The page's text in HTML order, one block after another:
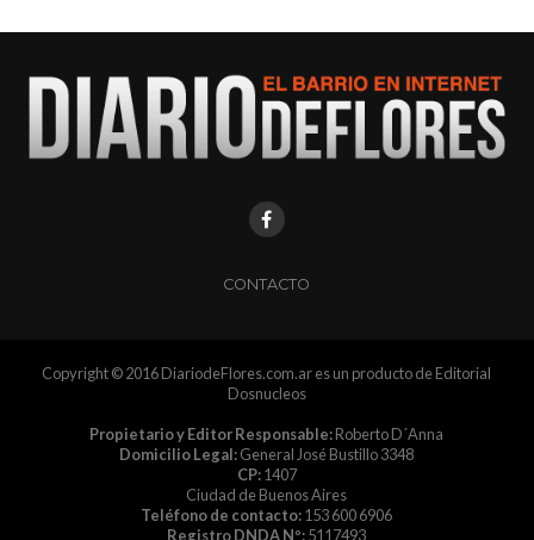
CONTACTO
Copyright © 2016 DiariodeFlores.com.ar es un producto de Editorial
Dosnucleos
Propietario y Editor Responsable:Roberto D´Anna
Domicilio Legal:General José Bustillo 3348
CP:1407
Ciudad de Buenos Aires
Teléfono de contacto:153 600 6906
Registro DNDA Nº:5117493